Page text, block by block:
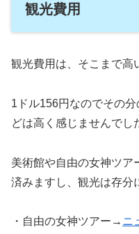
観光費用
観光費用は、そこまで高
1ドル156円なのでその
どは高く感じませんでし
美術館や自由の女神ツア
済みますし、観光は存分
・自由の女神ツアー→ ニ